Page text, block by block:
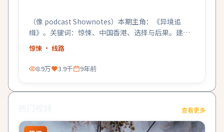
（像 podcast Shownotes）本期主角：《异境追
缉》。关键词：惊悚、中国香港、选择与后果。建议
关灯戴耳机。
惊悚 · 线路
8.9万 3.9千 9年前
查看更多